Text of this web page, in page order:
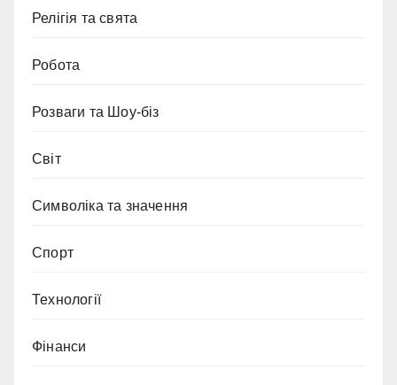
Релігія та свята
Робота
Розваги та Шоу-біз
Світ
Символіка та значення
Спорт
Технології
Фінанси